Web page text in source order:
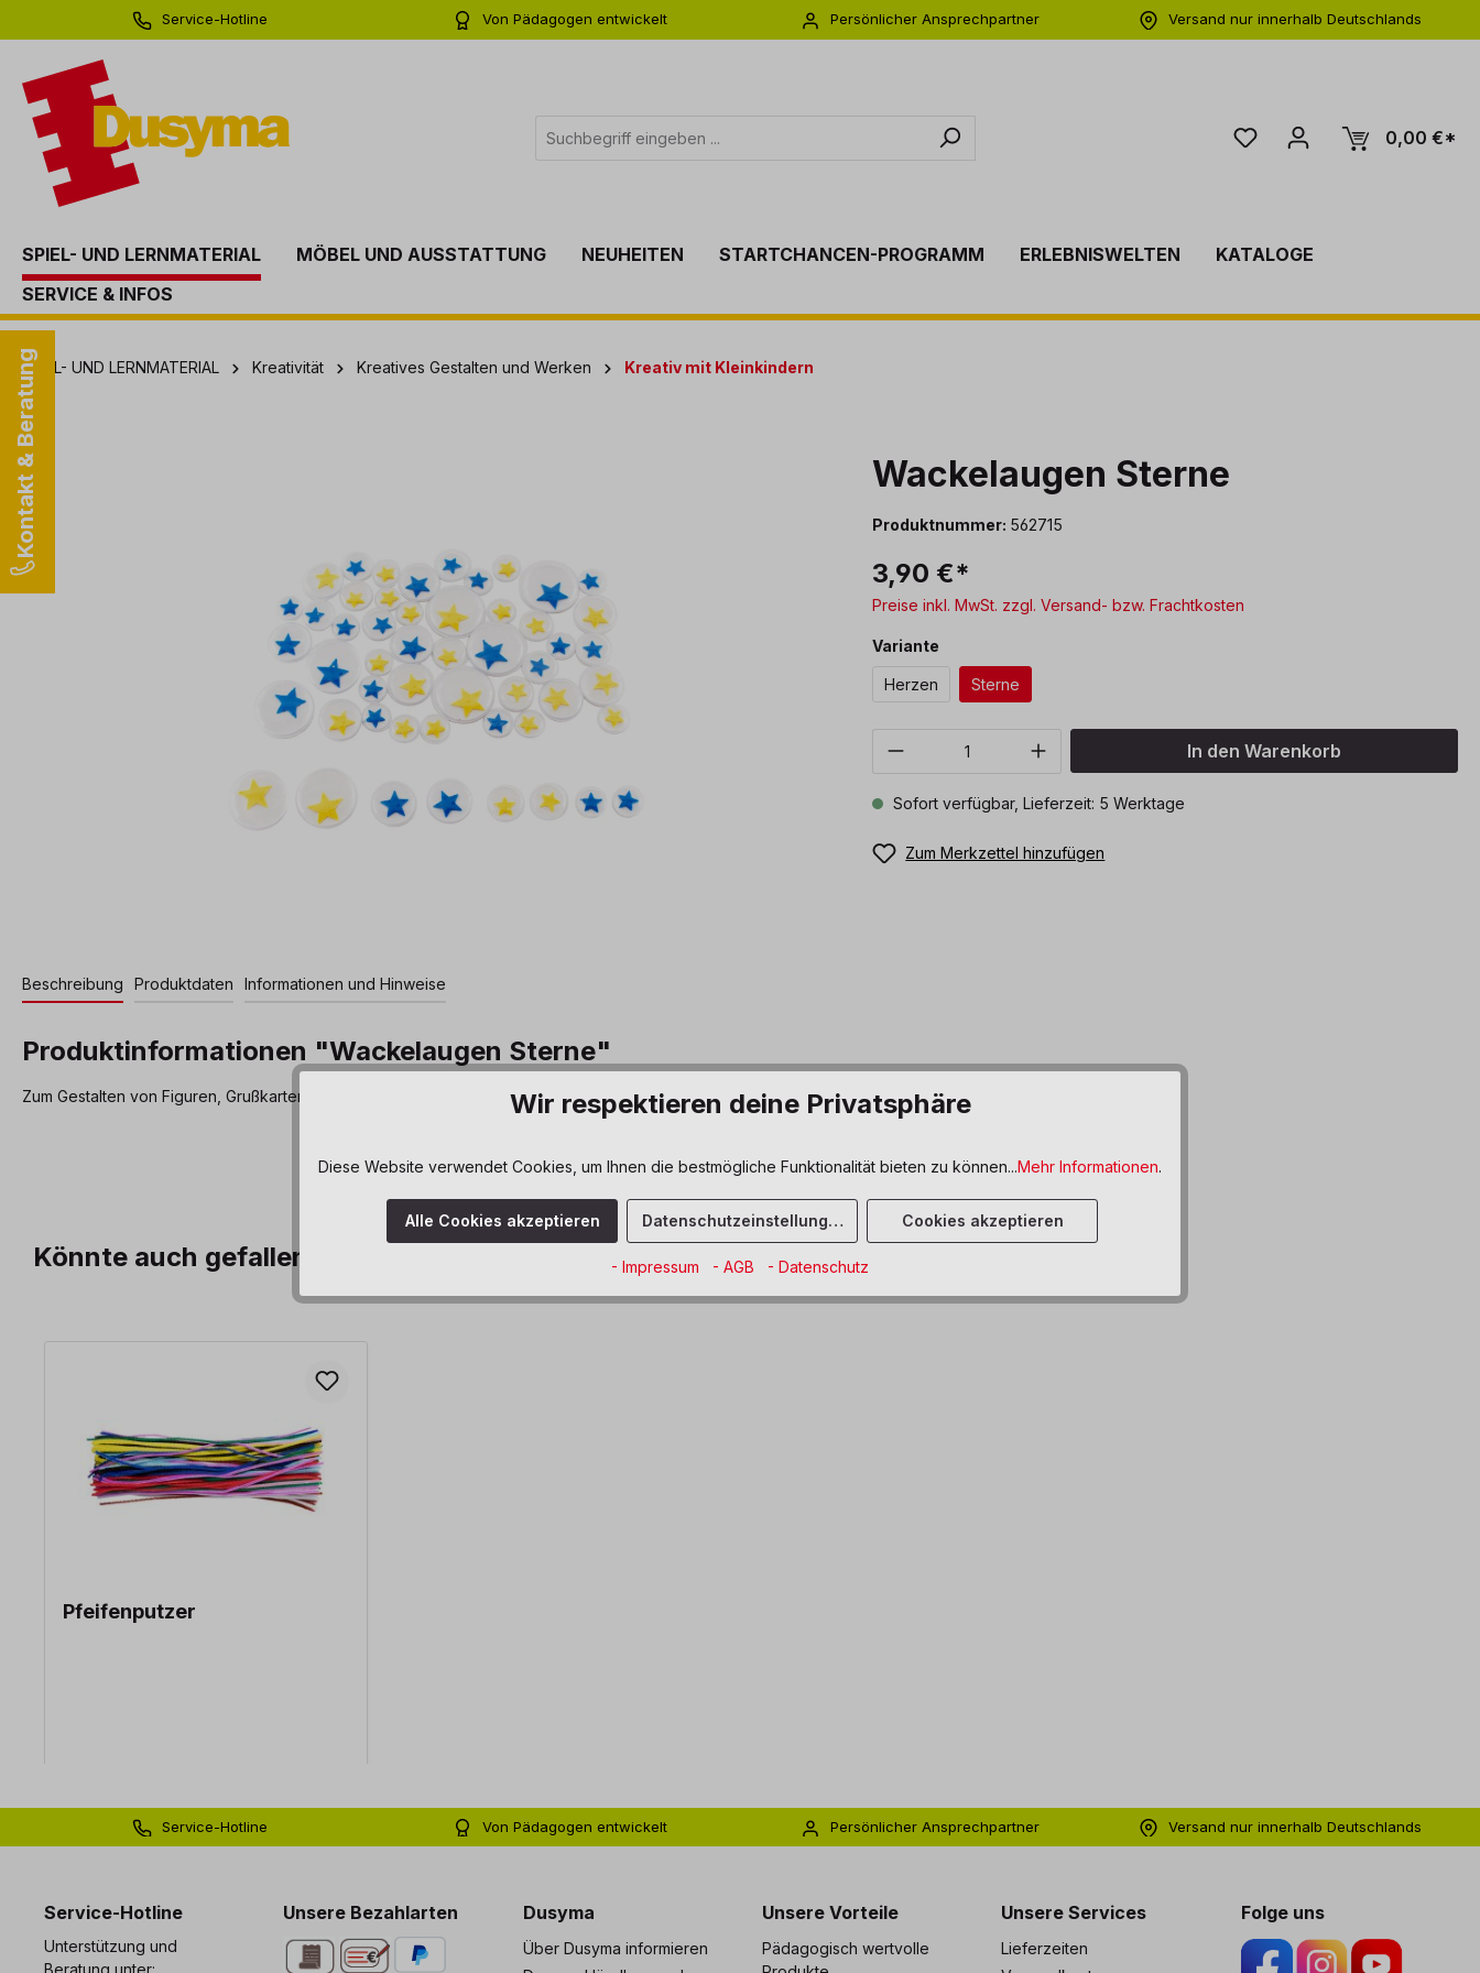
Zur Hauptnavigation springen
Service-Hotline
Von Pädagogen entwickelt
Persönlicher Ansprechpartner
Versand nur innerhalb Deutschlands
0,00 €*
SPIEL- UND LERNMATERIAL MÖBEL UND AUSSTATTUNG NEUHEITEN STARTCHANCEN-PROGRAMM ERLEBNISWELTEN
KATALOGE
SERVICE & INFOS
Kontakt & Beratung
SPIEL- UND LERNMATERIAL Kreativität Kreatives Gestalten und Werken Kreativ mit Kleinkindern
Bildergalerie überspringen Wackelaugen Sterne
Produktnummer: 562715
3,90 €*
Preise inkl. MwSt. zzgl. Versand- bzw. Frachtkosten
Variante
Herzen Sterne
Produkt Anzahl: Gib den gewünschten Wert
In den Warenkorb
Sofort verfügbar, Lieferzeit: 5 Werktage
Zum Merkzettel hinzufügen
Beschreibung Produktdaten Informationen und Hinweise
Produktinformationen "Wackelaugen Sterne"
Zum Gestalten von Figuren, Grußkarten und Geschenkverpackungen.
Könnte auch gefallen
Pfeifenputzer
Service-Hotline
Von Pädagogen entwickelt
Persönlicher Ansprechpartner
Versand nur innerhalb Deutschlands
Service-Hotline
Unterstützung und
Beratung unter:
Unsere Bezahlarten Dusyma
Über Dusyma informieren
Unsere Vorteile
Pädagogisch wertvolle
Unsere Services
Lieferzeiten
Folge uns
Wir respektieren deine Privatsphäre
Diese Website verwendet Cookies, um Ihnen die bestmögliche Funktionalität bieten zu können...Mehr Informationen.
Alle Cookies akzeptieren Datenschutzeinstellungen Cookies akzeptieren
- Impressum - AGB - Datenschutz